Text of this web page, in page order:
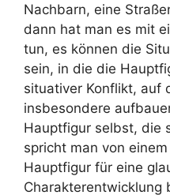
Nachbarn, eine
dann hat man es mit
tun, es können die
sein, in die die
situativer Konflikt, auf
insbesondere
Hauptfigur selbst, die
spricht man von
Hauptfigur für eine
Charakterentwicklung